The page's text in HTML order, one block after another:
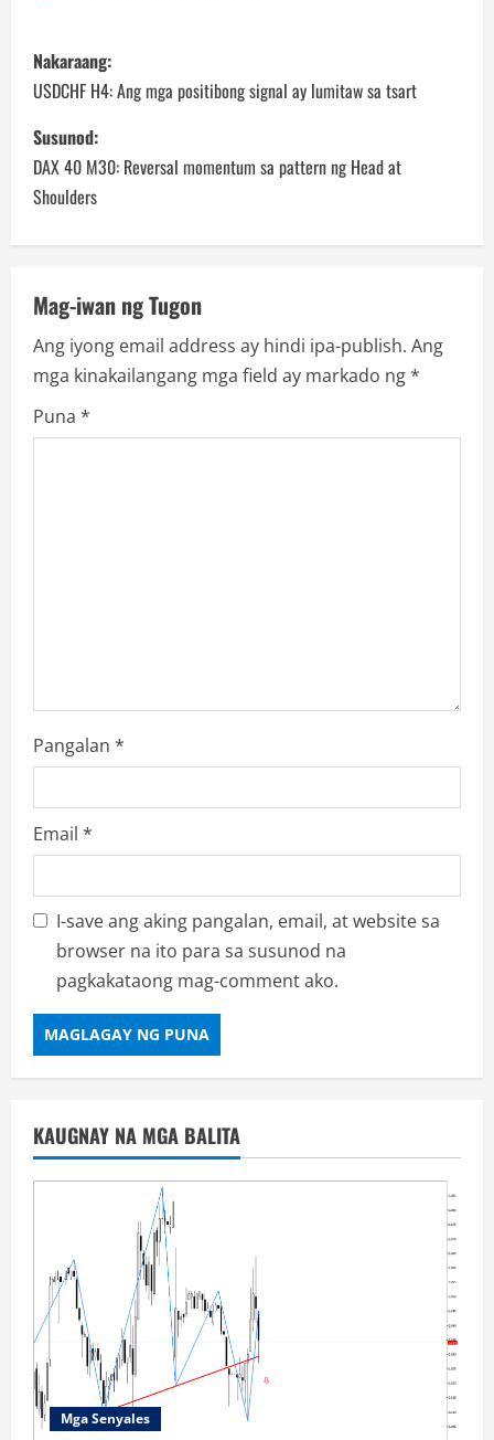
P
o
s
t
n
a
v
i
g
Nakaraang:
USDCHF H4: Ang mga positibong signal ay lumitaw sa tsart
Susunod:
DAX 40 M30: Reversal momentum sa pattern ng Head at
Shoulders
Mag-iwan ng Tugon
Ang iyong email address ay hindi ipa-publish. Ang
mga kinakailangang mga field ay markado ng*
Puna *
Pangalan *
Email *
I-save ang aking pangalan, email, at website sa
browser na ito para sa susunod na
pagkakataong mag-comment ako.
KAUGNAY NA MGA BALITA
Mga Senyales